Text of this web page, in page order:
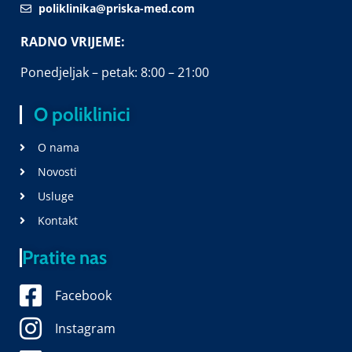
poliklinika@priska-med.com
RADNO VRIJEME:
Ponedjeljak – petak: 8:00 – 21:00
O poliklinici
O nama
Novosti
Usluge
Kontakt
Pratite nas
Facebook
Instagram